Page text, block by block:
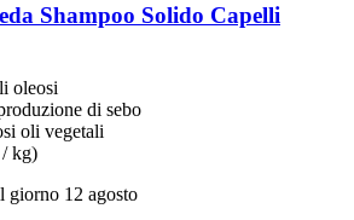
Shampoo Solido Capelli
oleosi
di sebo
oli vegetali
kg)
giorno 12 agosto